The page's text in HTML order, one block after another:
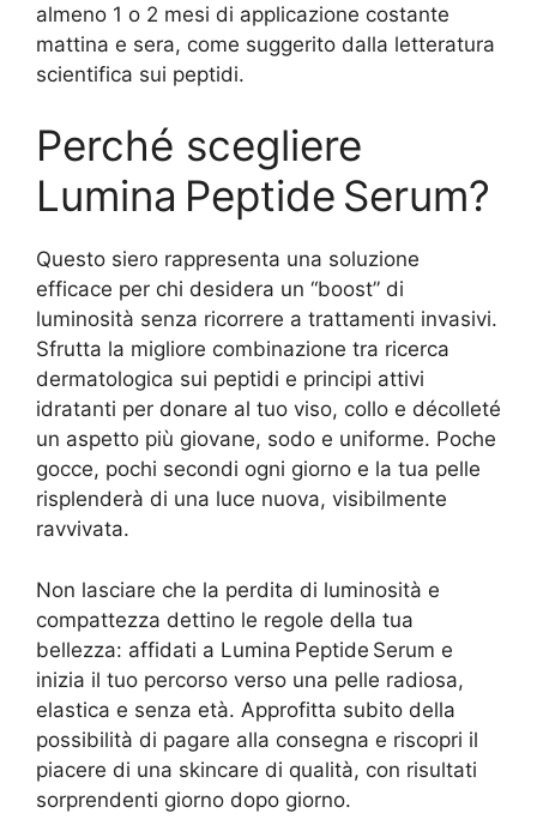
almeno 1 o 2 mesi di applicazione costante
mattina e sera, come suggerito dalla letteratura
scientifica sui peptidi.
Perché scegliere
Lumina Peptide Serum?
Questo siero rappresenta una soluzione
efficace per chi desidera un “boost” di
luminosità senza ricorrere a trattamenti invasivi.
Sfrutta la migliore combinazione tra ricerca
dermatologica sui peptidi e principi attivi
idratanti per donare al tuo viso, collo e décolleté
un aspetto più giovane, sodo e uniforme. Poche
gocce, pochi secondi ogni giorno e la tua pelle
risplenderà di una luce nuova, visibilmente
ravvivata.
Non lasciare che la perdita di luminosità e
compattezza dettino le regole della tua
bellezza: affidati a Lumina Peptide Serum e
inizia il tuo percorso verso una pelle radiosa,
elastica e senza età. Approfitta subito della
possibilità di pagare alla consegna e riscopri il
piacere di una skincare di qualità, con risultati
sorprendenti giorno dopo giorno.